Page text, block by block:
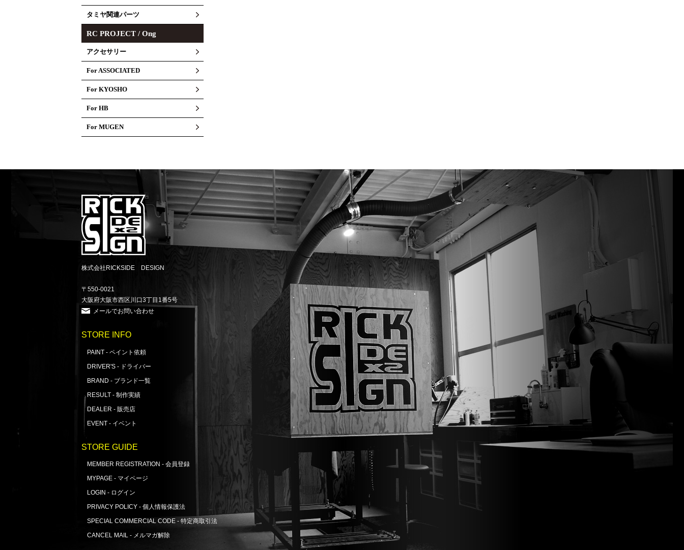
タミヤ関連パーツ
RC PROJECT / Ong
アクセサリー
For ASSOCIATED
For KYOSHO
For HB
For MUGEN
株式会社RICKSIDE DESIGN
〒550-0021
大阪府大阪市西区川口3丁目1番5号
メールでお問い合わせ
STORE INFO
PAINT - ペイント依頼
DRIVER'S - ドライバー
BRAND - ブランド一覧
RESULT - 制作実績
DEALER - 販売店
EVENT - イベント
STORE GUIDE
MEMBER REGISTRATION - 会員登録
MYPAGE - マイページ
LOGIN - ログイン
PRIVACY POLICY - 個人情報保護法
SPECIAL COMMERCIAL CODE - 特定商取引法
CANCEL MAIL - メルマガ解除